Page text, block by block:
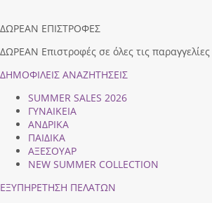
ΔΩΡΕΑΝ ΕΠΙΣΤΡΟΦΕΣ
ΔΩΡΕΑΝ Επιστροφές σε όλες τις παραγγελίες
ΔΗΜΟΦΙΛEIΣ ΑΝΑΖΗΤΗΣΕΙΣ
SUMMER SALES 2026
ΓΥΝΑΙΚΕΙΑ
ΑΝΔΡΙΚΑ
ΠΑΙΔΙΚΑ
ΑΞΕΣΟΥΑΡ
NEW SUMMER COLLECTION
ΕΞΥΠΗΡΕΤΗΣΗ ΠΕΛΑΤΩΝ